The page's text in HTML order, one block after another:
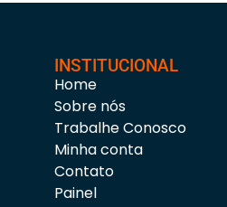
INSTITUCIONAL
Home
Sobre nós
Trabalhe Conosco
Minha conta
Contato
Painel